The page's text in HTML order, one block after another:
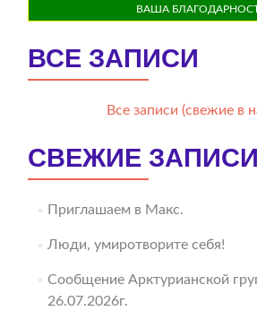
ВАША
ВСЕ ЗАПИСИ
Все записи (свежие в
СВЕЖИЕ ЗАПИСИ
Приглашаем в Макс.
Люди, умиротворите себя!
Сообщение Арктурианской
26.07.2026г.